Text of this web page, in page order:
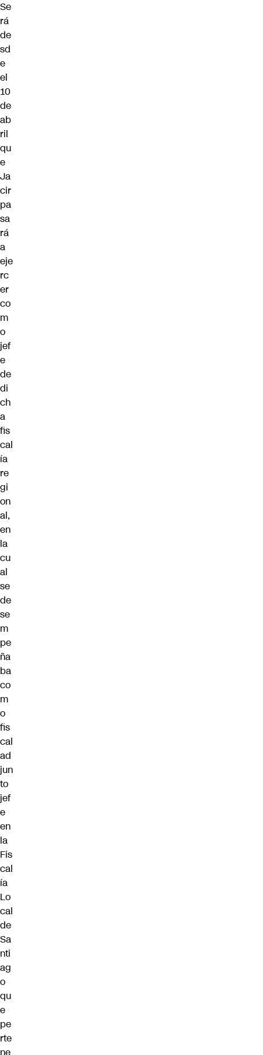
Se
rá
de
sd
e
el
10
de
ab
ril
qu
e
Ja
cir
pa
sa
rá
a
eje
rc
er
co
m
o
jef
e
de
di
ch
a
fis
cal
ía
re
gi
on
al,
en
la
cu
al
se
de
se
m
pe
ña
ba
co
m
o
fis
cal
ad
jun
to
jef
e
en
la
Fis
cal
ía
Lo
cal
de
Sa
nti
ag
o
qu
e
pe
rte
ne